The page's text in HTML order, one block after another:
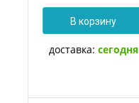
В корзину
доставка: сегодня